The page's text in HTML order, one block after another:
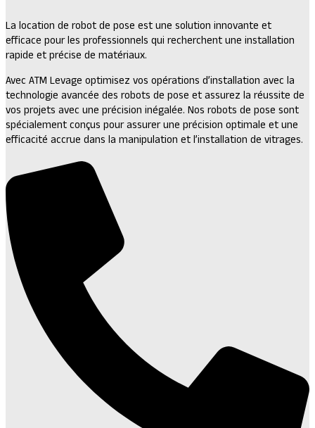
La location de robot de pose est une solution innovante et
efficace pour les professionnels qui recherchent une installation
rapide et précise de matériaux.
Avec ATM Levage optimisez vos opérations d’installation avec la
technologie avancée des robots de pose et assurez la réussite de
vos projets avec une précision inégalée. Nos robots de pose sont
spécialement conçus pour assurer une précision optimale et une
efficacité accrue dans la manipulation et l’installation de vitrages.